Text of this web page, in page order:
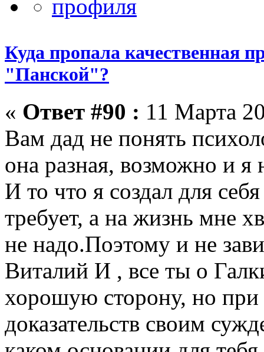
Куда пропала качественная
"Панской"?
« Ответ #90 : 11 Марта
Вам дад не понять
она разная, возможно и
И то что я создал для
требует, а на жизнь мне
не надо.Поэтому и не
Виталий И , все ты о
хорошую сторону, но при
доказательств своим